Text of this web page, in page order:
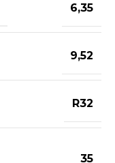
6,35
9,52
R32
35